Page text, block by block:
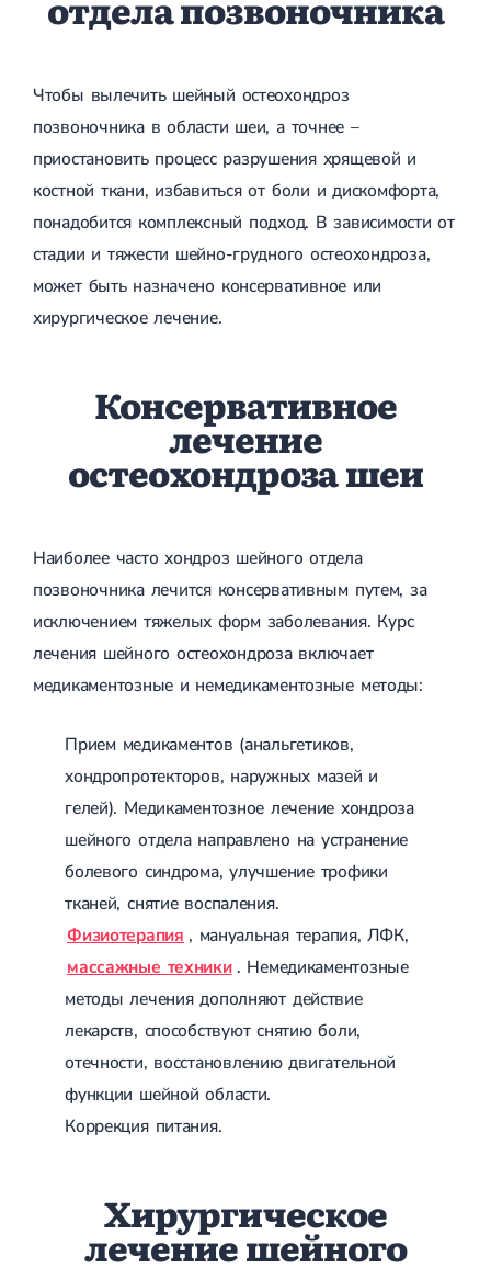
Чтобы вылечить шейный остеохондроз
позвоночника в области шеи, а точнее –
приостановить процесс разрушения хрящевой и
костной ткани, избавиться от боли и дискомфорта,
понадобится комплексный подход. В зависимости от
стадии и тяжести шейно-грудного остеохондроза,
может быть назначено консервативное или
хирургическое лечение.
Консервативное
лечение
остеохондроза шеи
Наиболее часто хондроз шейного отдела
позвоночника лечится консервативным путем, за
исключением тяжелых форм заболевания. Курс
лечения шейного остеохондроза включает
медикаментозные и немедикаментозные методы:
Прием медикаментов (анальгетиков,
хондропротекторов, наружных мазей и
гелей). Медикаментозное лечение хондроза
шейного отдела направлено на устранение
болевого синдрома, улучшение трофики
тканей, снятие воспаления.
Физиотерапия , мануальная терапия, ЛФК,
массажные техники . Немедикаментозные
методы лечения дополняют действие
лекарств, способствуют снятию боли,
отечности, восстановлению двигательной
функции шейной области.
Коррекция питания.
Хирургическое
лечение шейного